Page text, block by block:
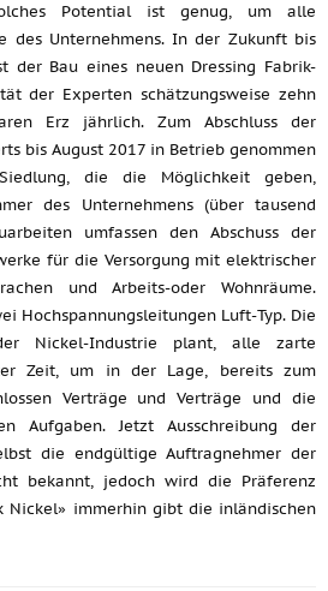
Potential ist genug, um alle
des Unternehmens. In der Zukunft bis
der Bau eines neuen Dressing Fabrik-
der Experten schätzungsweise zehn
Erz jährlich. Zum Abschluss der
bis August 2017 in Betrieb genommen
die die Möglichkeit geben,
des Unternehmens (über tausend
umfassen den Abschuss der
für die Versorgung mit elektrischer
und Arbeits-oder Wohnräume.
Hochspannungsleitungen Luft-Typ. Die
Nickel-Industrie plant, alle zarte
Zeit, um in der Lage, bereits zum
Verträge und Verträge und die
Aufgaben. Jetzt Ausschreibung der
die endgültige Auftragnehmer der
bekannt, jedoch wird die Präferenz
Nickel» immerhin gibt die inländischen